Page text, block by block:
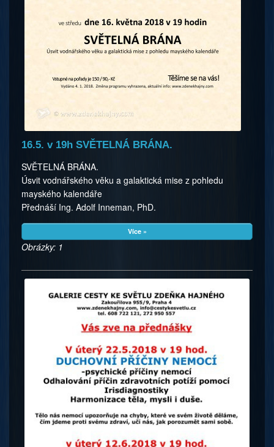
16.5. v 19h SVĚTELNÁ BRÁNA.
SVĚTELNÁ BRÁNA.
Úsvit vodnářského věku a galaktická mise z pohledu
mayského kalendáře
Přednáší Ing. Adolf Inneman, PhD.
Více »
Obrázky: 1